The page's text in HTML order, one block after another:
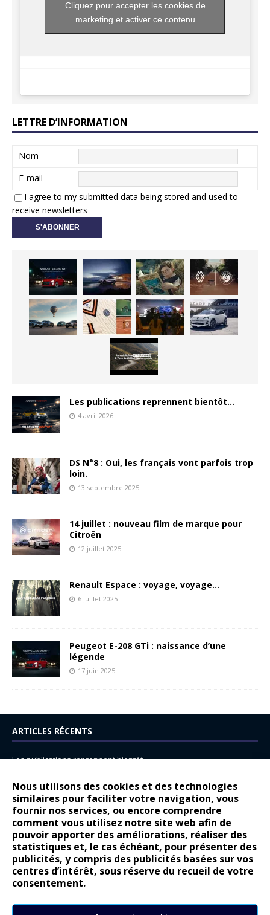
Nous utilisons des cookies et des technologies
similaires pour faciliter votre navigation, vous
fournir nos services, ou encore comprendre
comment vous utilisez notre site web afin de
pouvoir apporter des améliorations, réaliser des
statistiques et, le cas échéant, pour présenter des
publicités, y compris des publicités basées sur vos
centres d’intérêt, sous réserve du recueil de votre
consentement.
Cliquez pour accepter les cookies de
marketing et activer ce contenu
LETTRE D’INFORMATION
Nom
E-mail
I agree to my submitted data being stored and used to
receive newsletters
Les publications reprennent bientôt…
4 avril 2026
DS N°8 : Oui, les français vont parfois trop
loin.
13 septembre 2025
14 juillet : nouveau film de marque pour
Citroën
12 juillet 2025
Renault Espace : voyage, voyage…
6 juillet 2025
Peugeot E-208 GTi : naissance d’une
légende
17 juin 2025
ARTICLES RÉCENTS
Les publications reprennent bientôt…
14 juillet : nouveau film de marque pour Citroën
Renault Espace : voyage, voyage…
Peugeot E-208 GTi : naissance d’une légende
COMMENTAIRES RÉCENTS
Bernard Dardartdans
Gilly